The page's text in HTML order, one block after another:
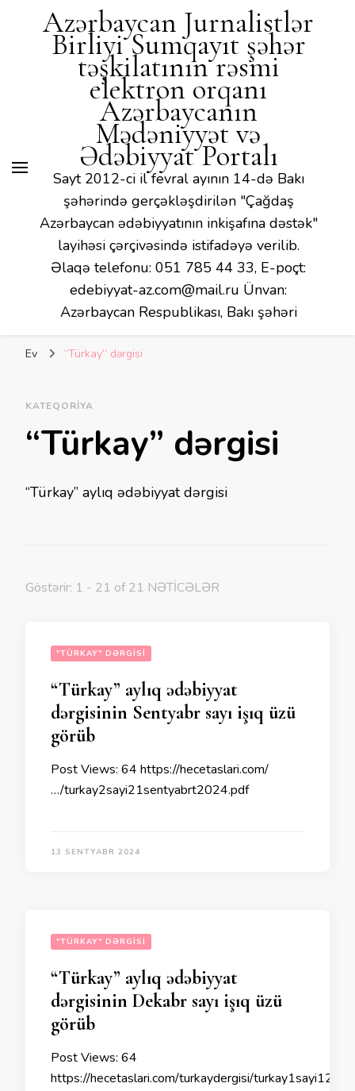
Azərbaycan Jurnalistlər
Birliyi Sumqayıt şəhər
təşkilatının rəsmi
elektron orqanı
Azərbaycanın
Mədəniyyət və
Ədəbiyyat Portalı
Sayt 2012-ci il fevral ayının 14-də Bakı
şəhərində gerçəkləşdirilən "Çağdaş
Azərbaycan ədəbiyyatının inkişafına dəstək"
layihəsi çərçivəsində istifadəyə verilib.
Əlaqə telefonu: 051 785 44 33, E-poçt:
edebiyyat-az.com@mail.ru Ünvan:
Azərbaycan Respublikası, Bakı şəhəri
Ev “Türkay” dərgisi
KATEQORIYA
“Türkay” dərgisi
“Türkay” aylıq ədəbiyyat dərgisi
Göstərir: 1 - 21 of 21 NƏTİCƏLƏR
"TÜRKAY" DƏRGISI
“Türkay” aylıq ədəbiyyat
dərgisinin Sentyabr sayı işıq üzü
görüb
Post Views: 64 https://hecetaslari.com/
…/turkay2sayi21sentyabrt2024.pdf
13 SENTYABR 2024
"TÜRKAY" DƏRGISI
“Türkay” aylıq ədəbiyyat
dərgisinin Dekabr sayı işıq üzü
görüb
Post Views: 64
https://hecetaslari.com/turkaydergisi/